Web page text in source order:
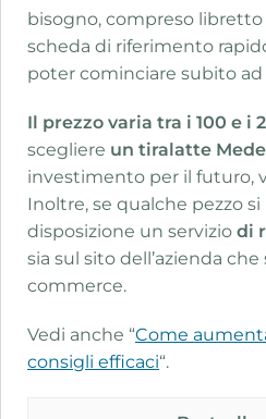
bisogno, compreso
scheda di riferimento
poter cominciare subito ad
Il prezzo varia tra i 100 e i
scegliere un tiralatte
investimento per il futuro,
Inoltre, se qualche pezzo
disposizione un servizio di
sia sul sito dell’azienda
commerce.
Vedi anche “Come
consigli efficaci“.